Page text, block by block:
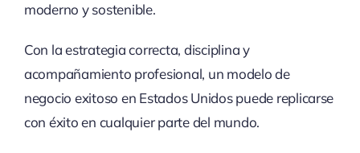
moderno y sostenible.
Con la estrategia correcta, disciplina y
acompañamiento profesional, un modelo de
negocio exitoso en Estados Unidos puede replicarse
con éxito en cualquier parte del mundo.